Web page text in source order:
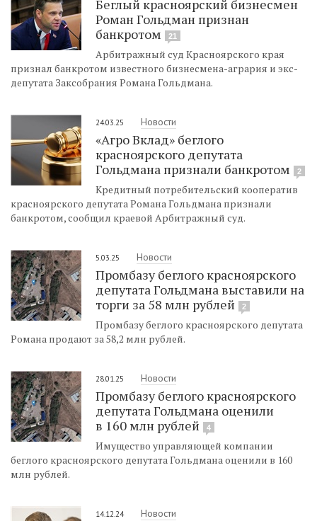
Беглый красноярский бизнесмен
Роман Гольдман признан
банкротом
21
Арбитражный суд Красноярского края
признал банкротом известного бизнесмена-агрария и экс-
депутата Заксобрания Романа Гольдмана.
24.03.25 Новости
«Агро Вклад» беглого
красноярского депутата
Гольдмана признали банкротом
2
Кредитный потребительский кооператив
красноярского депутата Романа Гольдмана признали
банкротом, сообщил краевой Арбитражный суд.
5.03.25 Новости
Промбазу беглого красноярского
депутата Гольдмана выставили на
торги за 58 млн рублей
2
Промбазу беглого красноярского депутата
Романа продают за 58,2 млн рублей.
28.01.25 Новости
Промбазу беглого красноярского
депутата Гольдмана оценили
в 160 млн рублей
4
Имущество управляющей компании
беглого красноярского депутата Гольдмана оценили в 160
млн рублей.
14.12.24 Новости